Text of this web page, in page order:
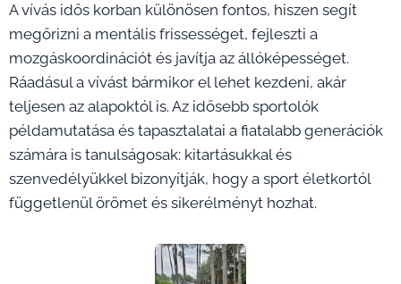
A vívás idős korban különösen fontos, hiszen segít
megőrizni a mentális frissességet, fejleszti a
mozgáskoordinációt és javítja az állóképességet.
Ráadásul a vívást bármikor el lehet kezdeni, akár
teljesen az alapoktól is. Az idősebb sportolók
példamutatása és tapasztalatai a fiatalabb generációk
számára is tanulságosak: kitartásukkal és
szenvedélyükkel bizonyítják, hogy a sport életkortól
függetlenül örömet és sikerélményt hozhat.